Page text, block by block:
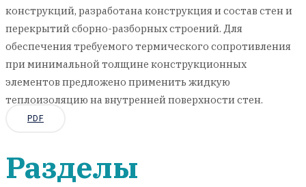
конструкций, разработана конструкция и состав стен и
перекрытий сборно-разборных строений. Для
обеспечения требуемого термического сопротивления
при минимальной толщине конструкционных
элементов предложено применить жидкую
теплоизоляцию на внутренней поверхности стен.
PDF
Разделы